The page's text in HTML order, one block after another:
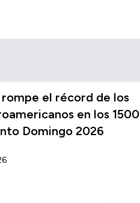
el récord de los
en los 1500
Domingo 2026